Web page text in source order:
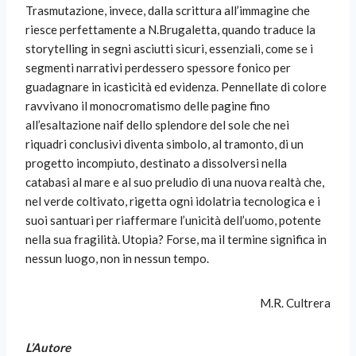
Trasmutazione, invece, dalla scrittura all’immagine che
riesce perfettamente a N.Brugaletta, quando traduce la
storytelling in segni asciutti sicuri, essenziali, come se i
segmenti narrativi perdessero spessore fonico per
guadagnare in icasticità ed evidenza. Pennellate di colore
ravvivano il monocromatismo delle pagine fino
all’esaltazione naif dello splendore del sole che nei
riquadri conclusivi diventa simbolo, al tramonto, di un
progetto incompiuto, destinato a dissolversi nella
catabasi al mare e al suo preludio di una nuova realtà che,
nel verde coltivato, rigetta ogni idolatria tecnologica e i
suoi santuari per riaffermare l’unicità dell’uomo, potente
nella sua fragilità. Utopia? Forse, ma il termine significa in
nessun luogo, non in nessun tempo.
M.R. Cultrera
L’Autore